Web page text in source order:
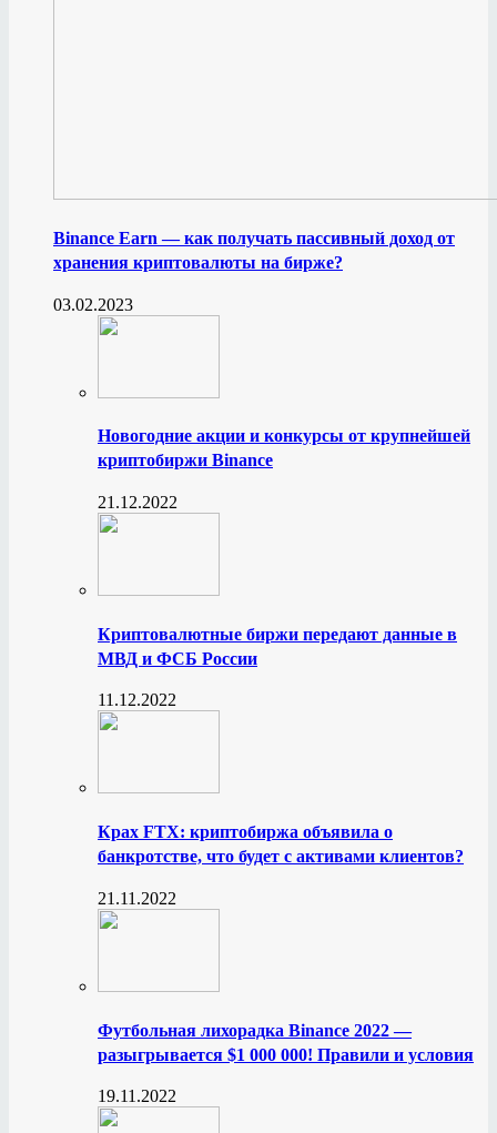
Binance Earn — как получать пассивный доход от
хранения криптовалюты на бирже?
03.02.2023
Новогодние акции и конкурсы от крупнейшей
криптобиржи Binance
21.12.2022
Криптовалютные биржи передают данные в
МВД и ФСБ России
11.12.2022
Крах FTX: криптобиржа объявила о
банкротстве, что будет с активами клиентов?
21.11.2022
Футбольная лихорадка Binance 2022 —
разыгрывается $1 000 000! Правили и условия
19.11.2022